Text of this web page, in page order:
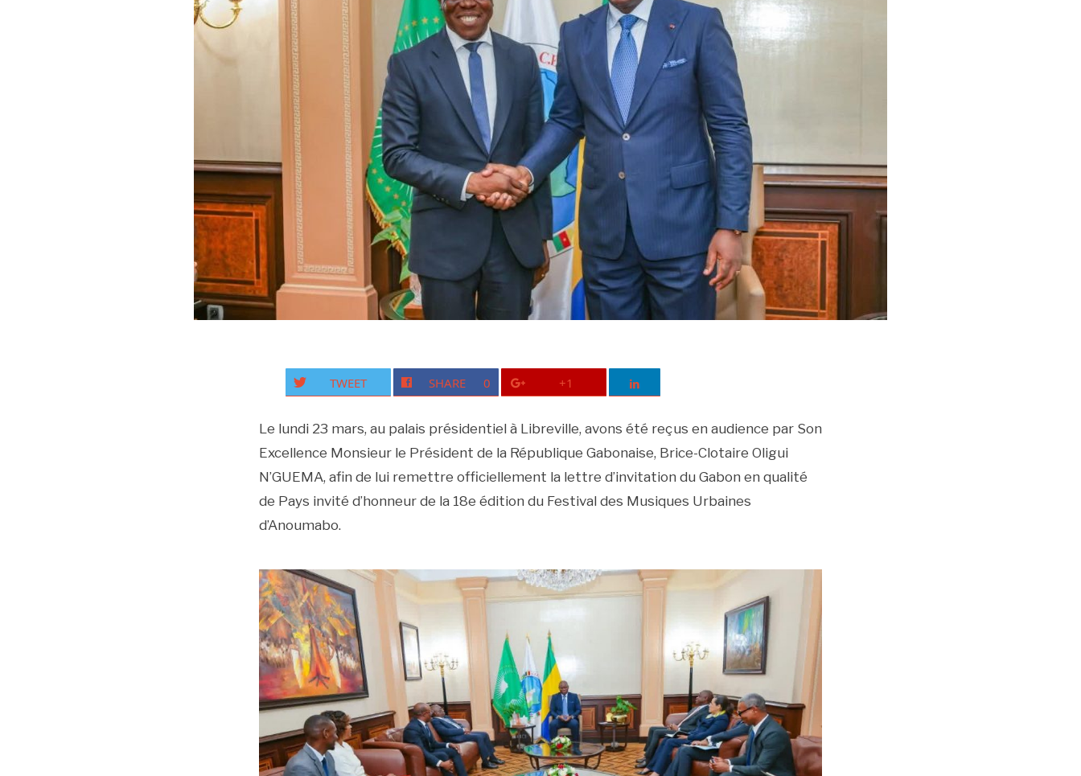
TWEET SHARE 0 +1
Le lundi 23 mars, au palais présidentiel à Libreville, avons été reçus en audience par Son
Excellence Monsieur le Président de la République Gabonaise, Brice-Clotaire Oligui
N’GUEMA, afin de lui remettre officiellement la lettre d’invitation du Gabon en qualité
de Pays invité d’honneur de la 18e édition du Festival des Musiques Urbaines
d’Anoumabo.